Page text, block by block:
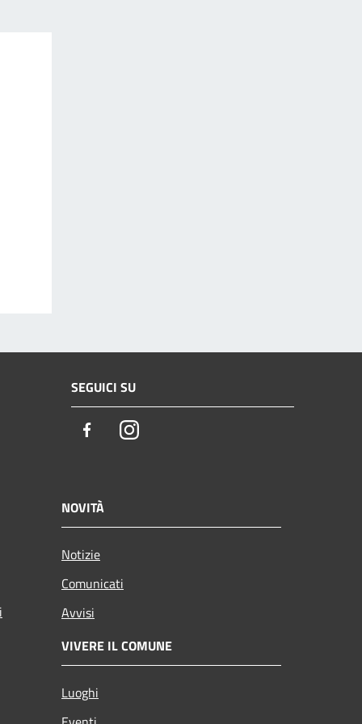
SEGUICI SU
FacebookInstagram
NOVITÀ
Notizie
Comunicati
Avvisi
VIVERE IL COMUNE
Luoghi